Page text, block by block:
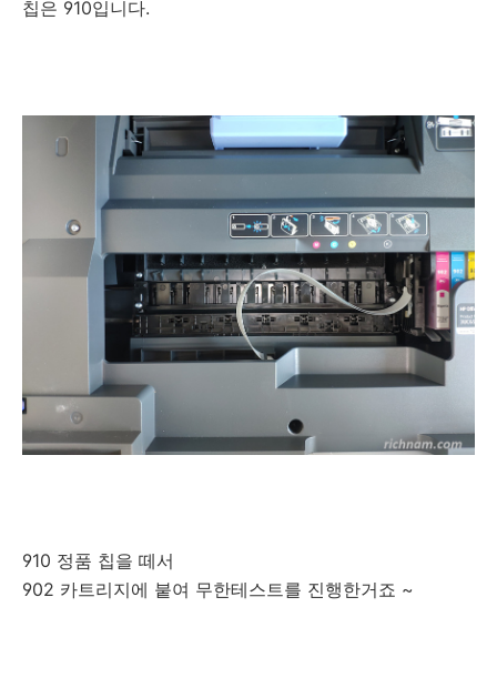
칩은 910입니다.
910 정품 칩을 떼서
902 카트리지에 붙여 무한테스트를 진행한거죠 ~